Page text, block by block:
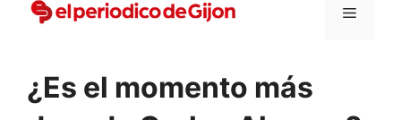
Menu
¿Es el momento más